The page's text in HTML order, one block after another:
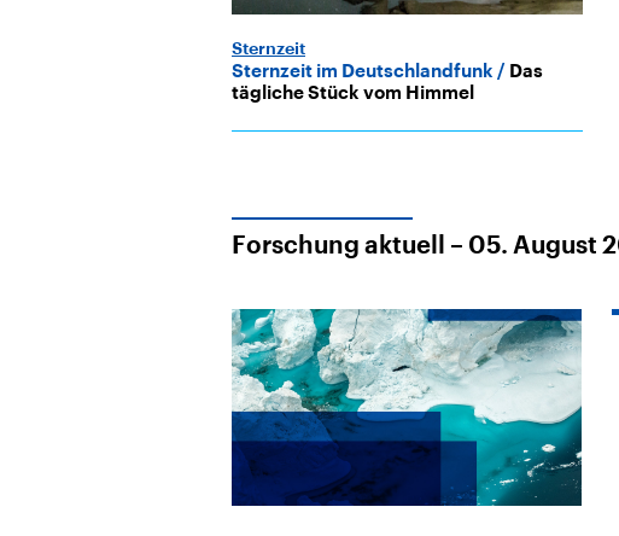
Sternzeit
Sternzeit im Deutschlandfunk
Das
tägliche Stück vom Himmel
Forschung aktuell – 05. August